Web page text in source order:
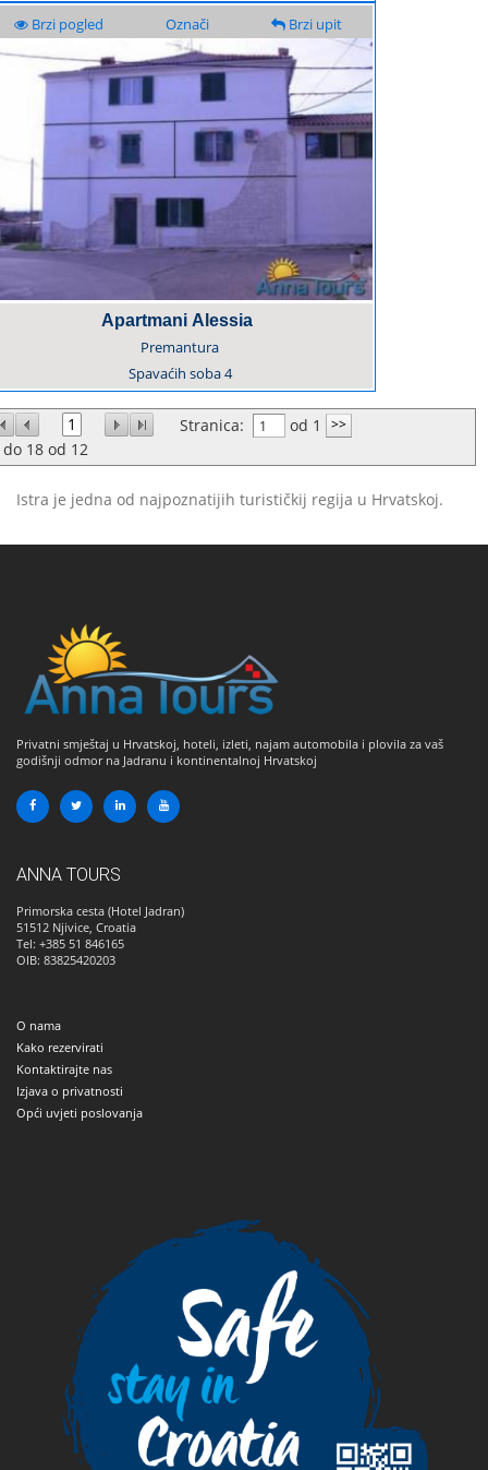
Brzi pogled Označi Brzi upit
Apartmani Alessia
Premantura
Spavaćih soba4
1 Stranica:
od 1
do 18 od 12
Istra je jedna od najpoznatijih turističkij regija u Hrvatskoj.
Privatni smještaj u Hrvatskoj, hoteli, izleti, najam automobila i plovila za vaš
godišnji odmor na Jadranu i kontinentalnoj Hrvatskoj
ANNA TOURS
Primorska cesta (Hotel Jadran)
51512 Njivice, Croatia
Tel: +385 51 846165
OIB: 83825420203
O nama
Kako rezervirati
Kontaktirajte nas
Izjava o privatnosti
Opći uvjeti poslovanja